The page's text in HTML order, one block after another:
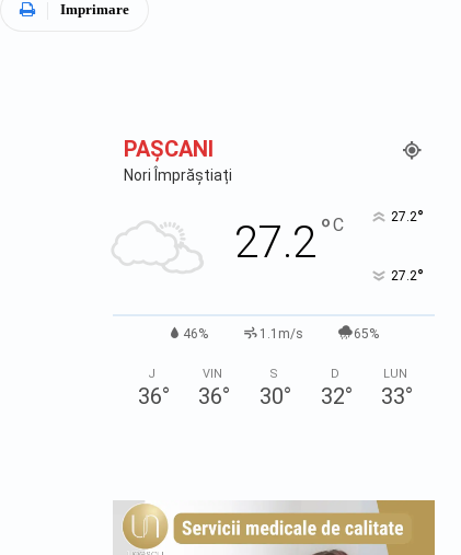
Imprimare
PAŞCANI
Nori Împrăștiați
27.2°C 27.2°
27.2°
46% 1.1m/s 65%
J
36°
VIN
36°
S
30°
D
32°
LUN
33°